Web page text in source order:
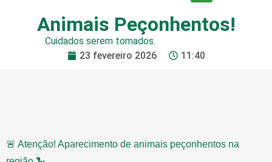
Animais Peçonhentos!
Cuidados serem tomados.
23 fevereiro 2026
11:40
🚨 Atenção! Aparecimento de animais peçonhentos na